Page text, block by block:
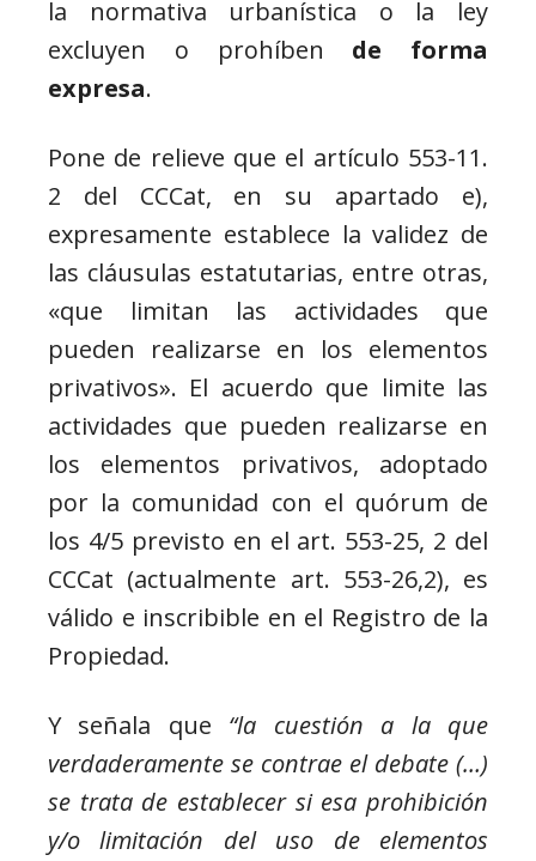
la normativa urbanística o la ley
excluyen o prohíben de forma
expresa.
Pone de relieve que el artículo 553-11.
2 del CCCat, en su apartado e),
expresamente establece la validez de
las cláusulas estatutarias, entre otras,
«que limitan las actividades que
pueden realizarse en los elementos
privativos». El acuerdo que limite las
actividades que pueden realizarse en
los elementos privativos, adoptado
por la comunidad con el quórum de
los 4/5 previsto en el art. 553-25, 2 del
CCCat (actualmente art. 553-26,2), es
válido e inscribible en el Registro de la
Propiedad.
Y señala que “la cuestión a la que
verdaderamente se contrae el debate (…)
se trata de establecer si esa prohibición
y/o limitación del uso de elementos